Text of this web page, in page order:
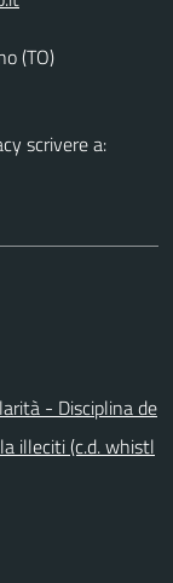
(TO)
scrivere a:
- Disciplina de
illeciti (c.d. whistl